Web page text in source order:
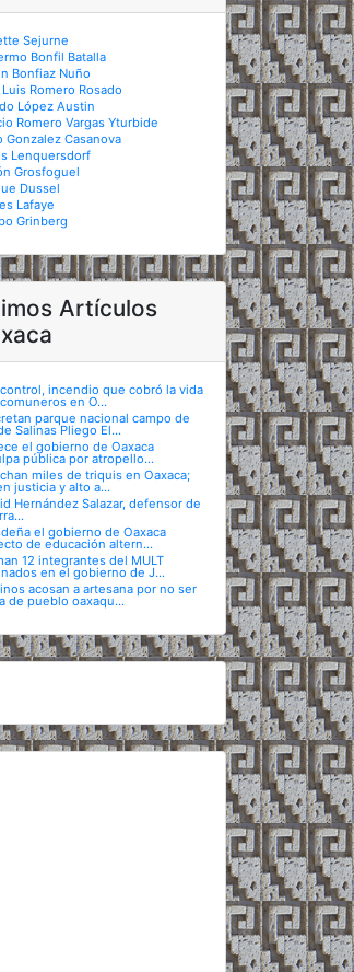
Sejurne
Bonfil Batalla
Bonfiaz Nuño
Romero Rosado
López Austin
Romero Vargas Yturbide
Gonzalez Casanova
Lenquersdorf
Grosfoguel
Dussel
Lafaye
Grinberg
Artículos
incendio que cobró la vida
en O...
parque nacional campo de
Salinas Pliego El...
el gobierno de Oaxaca
pública por atropello...
miles de triquis en Oaxaca;
justicia y alto a...
Hernández Salazar, defensor de
el gobierno de Oaxaca
de educación altern...
12 integrantes del MULT
en el gobierno de J...
acosan a artesana por no ser
de pueblo oaxaqu...